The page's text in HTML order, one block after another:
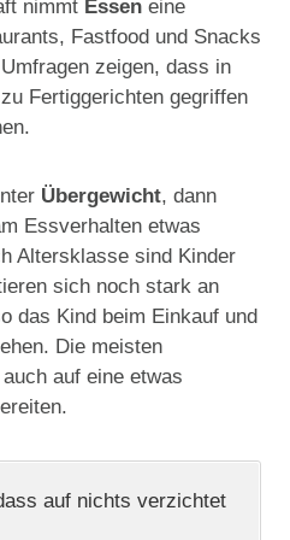
nimmt Essen eine
Fastfood und Snacks
zeigen, dass in
Fertiggerichten gegriffen
Übergewicht, dann
Essverhalten etwas
Altersklasse sind Kinder
sich noch stark an
das Kind beim Einkauf und
Die meisten
auf eine etwas
auf nichts verzichtet